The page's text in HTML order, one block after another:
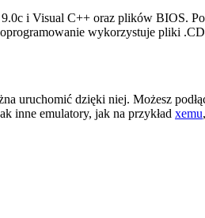
i Visual C++ oraz plików BIOS.
wykorzystuje pliki
uruchomić dzięki niej. Możesz
inne emulatory, jak na przykład xemu